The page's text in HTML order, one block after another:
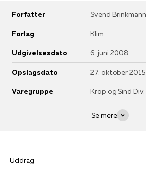
Forfatter Svend Brinkmann
Forlag Klim
Udgivelsesdato 6. juni 2008
Opslagsdato 27. oktober 2015
Varegruppe Krop og Sind Div.
Se mere
Uddrag